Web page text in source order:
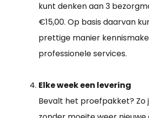
kunt denken aan 3
€15,00. Op basis daarvan
prettige manier
professionele services.
Elke week een levering
Bevalt het proefpakket? Zo